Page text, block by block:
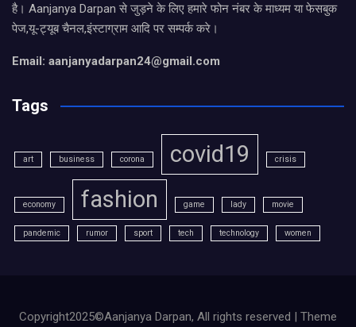
है। Aanjanya Darpan से जुड़ने के लिए हमारे फोन नंबर के माध्यम या फेसबुक
पेज,यू-ट्यूब चैनल,इंस्टाग्राम आदि पर सम्पर्क करे।
Email: aanjanyadarpan24@gmail.com
Tags
art business corona covid19 crisis
economy fashion game lady movie
pandemic rumor sport tech technology women
Copyright2025©Aanjanya Darpan, All rights reserved | Theme